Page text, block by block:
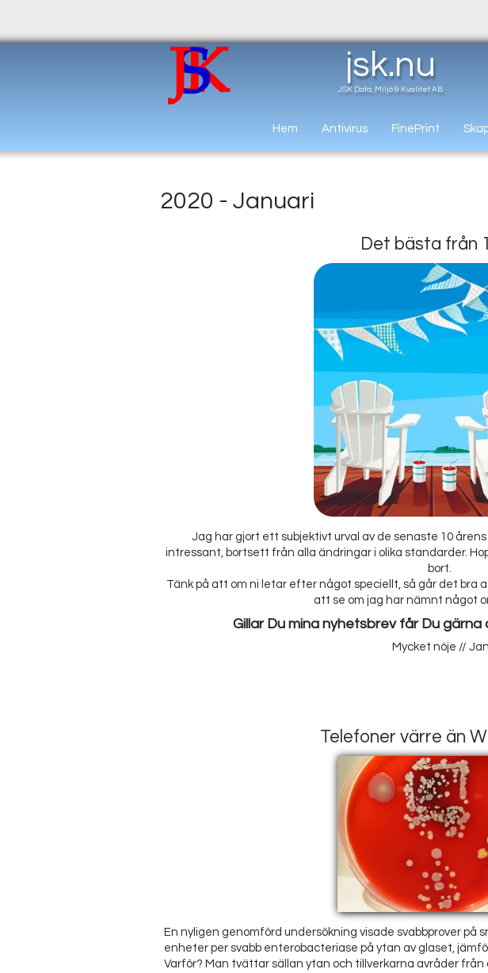
jsk.nu
JSK Data, Miljö & Kvalitet AB
Hem Antivirus FinePrint
2020 - Januari
Det bästa från
Jag har gjort ett subjektivt urval av de senaste 10
intressant, bortsett från alla ändringar i olika standarder.
bort.
Tänk på att om ni letar efter något speciellt, så går det bra
att se om jag har nämnt något
Gillar Du mina nyhetsbrev får Du
Mycket nöje // Jan
Telefoner värre än
En nyligen genomförd undersökning visade svabbprover på
enheter per svabb enterobacteriase på ytan av glaset,
Varför? Man tvättar sällan ytan och tillverkarna avråder